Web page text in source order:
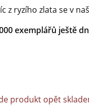
z ryzího zlata se v
exemplářů ještě
produkt opět